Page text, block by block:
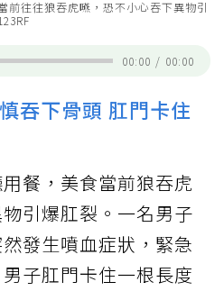
前往往狼吞虎嚥，恐不小心吞下異物引
00:00 / 00:00
吞下骨頭 肛門卡住
餐，美食當前狼吞虎
引爆肛裂。一名男子
發生噴血症狀，緊急
子肛門卡住一根長度